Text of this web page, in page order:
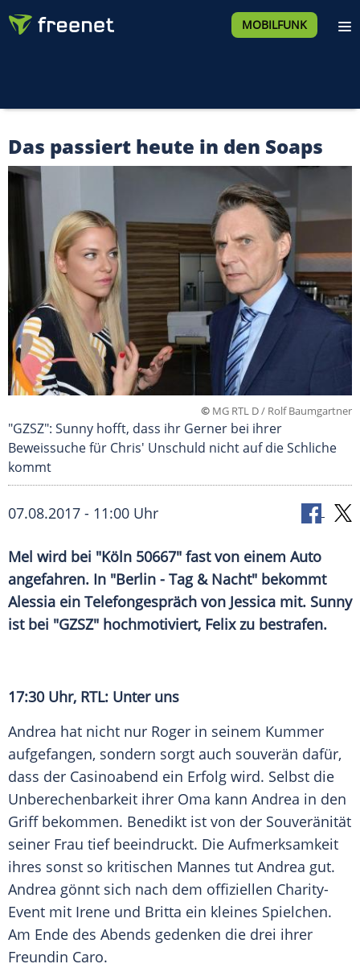
MOBILFUNK
Das passiert heute in den Soaps
© MG RTL D / Rolf Baumgartner
"GZSZ": Sunny hofft, dass ihr Gerner bei ihrer
Beweissuche für Chris' Unschuld nicht auf die Schliche
kommt
07.08.2017 - 11:00 Uhr
Mel wird bei "Köln 50667" fast von einem Auto
angefahren. In "Berlin - Tag & Nacht" bekommt
Alessia ein Telefongespräch von Jessica mit. Sunny
ist bei "GZSZ" hochmotiviert, Felix zu bestrafen.
17:30 Uhr, RTL: Unter uns
Andrea hat nicht nur Roger in seinem Kummer
aufgefangen, sondern sorgt auch souverän dafür,
dass der Casinoabend ein Erfolg wird. Selbst die
Unberechenbarkeit ihrer Oma kann Andrea in den
Griff bekommen. Benedikt ist von der Souveränität
seiner Frau tief beeindruckt. Die Aufmerksamkeit
ihres sonst so kritischen Mannes tut Andrea gut.
Andrea gönnt sich nach dem offiziellen Charity-
Event mit Irene und Britta ein kleines Spielchen.
Am Ende des Abends gedenken die drei ihrer
Freundin Caro.